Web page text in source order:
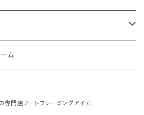
リ）
ミリ）
）
）ム
門店アートフレーミングアイガ